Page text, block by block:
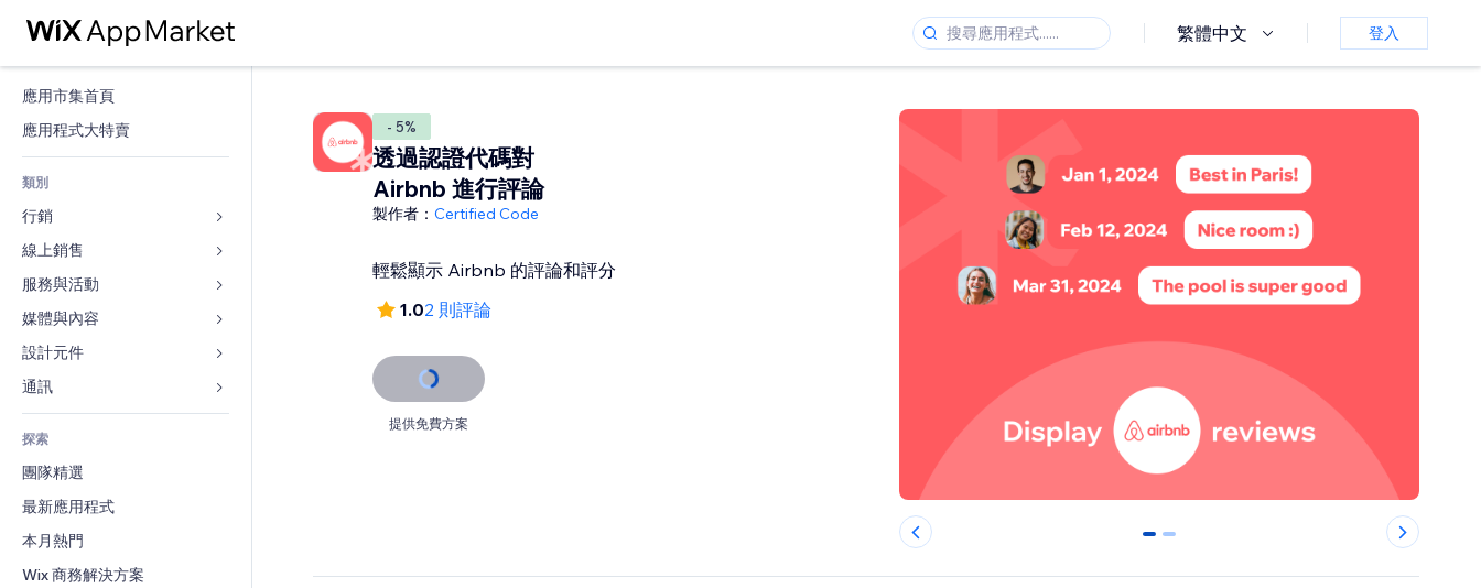
繁體中文 登入
應用市集首頁
應用程式大特賣
類別
行銷
廣告
行動裝置
分析
社交
發佈網站
電子郵件
轉換率
線上銷售
商店應用程式
出貨與送貨
付款按鈕
網路課程
會計
優惠券與酬賓計劃
倉儲解決方案
廠商直送
服務與活動
旅館
活動
餐廳
不動產
預訂
媒體與內容
圖庫
音樂
Podcast
相片
影片
PDF
檔案分享
新聞
設計元件
地圖與導航
隱私與安全性
時鐘
網頁範本
圖片效果
按鈕與選單
橫幅與徽章
表單
部落格
投票
聊天
留言
電話
探索
團隊精選
最新應用程式
本月熱門
Wix 商務解決方案
- 5%
透過認證代碼對
Airbnb 進行評論
製作者： Certified Code
輕鬆顯示 Airbnb 的評論和評分
1.02 則評論
提供免費方案
0 1